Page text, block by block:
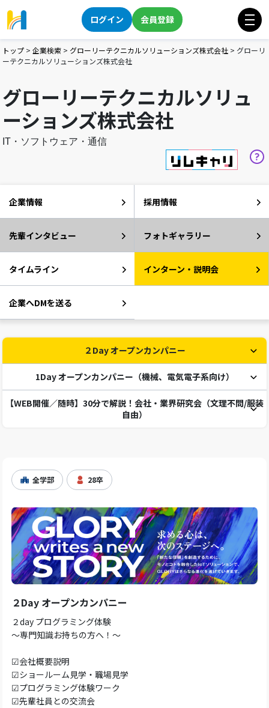
ログイン 会員登録
トップ > 企業検索 > グローリーテクニカルソリューションズ株式会社 > グローリ
ーテクニカルソリューションズ株式会社
グローリーテクニカルソリュ
ーションズ株式会社
IT・ソフトウェア・通信
企業情報 採用情報
先輩インタビュー フォトギャラリー
タイムライン インターン・説明会
企業へDMを送る
２Day オープンカンパニー
1Day オープンカンパニー（機械、電気電子系向け）
【WEB開催／随時】30分で解説！会社・業界研究会（文理不問/服装
自由）
全学部 28卒
２Day オープンカンパニー
２day プログラミング体験
～専門知識お持ちの方へ！～
☑会社概要説明
☑ショールーム見学・職場見学
☑プログラミング体験ワーク
☑先輩社員との交流会